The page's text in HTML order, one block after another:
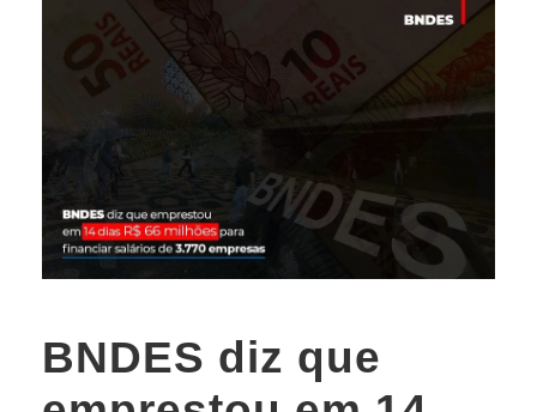
BNDES diz que